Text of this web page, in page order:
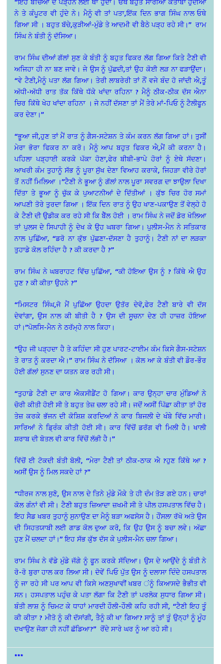
“ਇਹ ਬੱਚਿਆਂ ਦੇ ਪੜ੍ਹਨ ਲਈ ਥਾਂ ਹੁੰਦਾ। ਓਥੇ ਬਹੁਤ ਸਾਰੀਆਂ ਕਤਾਬਾਂ ਹੁੰਦੀਆਂ
ਨੇ ਤੇ ਕੰਪੂਟਰ ਵੀ ਹੁੰਦੇ ਨੇ। ਮੈਨੂੰ ਵੀ ਤਾਂ ਪਤਾ,ਇੱਕ ਦਿਨ ਭਾਗ ਸਿੰਘ ਨਾਲ ਓਥੇ
ਗਿਆ ਸੀ । ਬਹੁਤ ਬੱਚੇ,ਕੁੜੀਆਂ-ਮੁੰਡੇ ਤੇ ਆਦਮੀ ਵੀ ਬੈਠੇ ਪੜ੍ਹ ਰਹੇ ਸੀ।” ਰਾਮ
ਸਿੰਘ ਨੇ ਬੰਤੀ ਨੂੰ ਦੱਸਿਆ।
ਰਾਮ ਸਿੰਘ ਦੀਆਂ ਗੱਲਾਂ ਸੁਣ ਕੇ ਬੰਤੀ ਨੂੰ ਬਹੁਤ ਫਿਕਰ ਲੱਗ ਗਿਆ ਕਿਤੇ ਟੈਣੀ ਵੀ
ਅਜਿਹਾ ਹੀ ਨਾ ਬਣ ਜਾਵੇ। ਜੇ ਉਸ ਨੂੰ ਪੁੱਛਦੀ,ਤਾਂ ਉਹ ਕੋਈ ਲੜ ਨਾ ਫੜਾਉਂਦਾ।
“ਵੇ ਟੈਣੀ,ਮੈਨੂੰ ਪਤਾ ਲੱਗ ਗਿਆ। ਤੇਰੀ ਲਾਬਰੇਰੀ ਤਾਂ ਨੌਂ ਵਜੇ ਬੰਦ ਹੋ ਜਾਂਦੀ ਐ,ਤੂੰ
ਅੱਧੀ-ਅੱਧੀ ਰਾਤ ਤੱਕ ਕਿੱਥੇ ਧੱਕੇ ਖਾਂਦਾ ਰਹਿਨਾ ? ਮੈਨੂੰ ਠੀਕ-ਠੀਕ ਦੱਸ ਐਨਾ
ਚਿਰ ਕਿੱਥੇ ਖੇਹ ਖਾਂਦਾ ਰਹਿਨਾ । ਜੇ ਨਹੀਂ ਦੱਸਣਾ ਤਾਂ ਮੈਂ ਤੇਰੇ ਮਾਂ-ਪਿਓ ਨੂੰ ਟੈਲੀਫੂਨ
ਕਰ ਦੇਣਾ।”
“ਭੂਆ ਜੀ,ਹੁਣ ਤਾਂ ਮੈਂ ਰਾਤ ਨੂੰ ਗੈਸ-ਸਟੇਸ਼ਨ ਤੇ ਕੰਮ ਕਰਨ ਲੱਗ ਗਿਆ ਹਾਂ। ਤੁਸੀਂ
ਮੇਰਾ ਭੋਰਾ ਫਿਕਰ ਨਾ ਕਰੋ। ਮੈਨੂੰ ਆਪ ਬਹੁਤ ਫਿਕਰ ਐ,ਮੈਂ ਕੀ ਕਰਨਾ ਹੈ।
ਪਹਿਲਾ ਪੜ੍ਹਾਈ ਕਰਕੇ ਪੱਕਾ ਹੋਣਾ,ਫੇਰ ਬੀਬੀ-ਭਾਪੇ ਹੋਰਾਂ ਨੂੰ ਏਥੇ ਸੱਦਣਾ।
ਆਖਰੀ ਕੰਮ ਤੁਹਾਨੂੰ ਸੱਭ ਨੂੰ ਪੂਰਾ ਸੁੱਖ ਦੇਣਾ ਵਿਆਹ ਕਰਾਕੇ, ਜਿਹੜਾ ਵੀਰੇ ਹੋਰਾਂ
ਤੋਂ ਨਹੀਂ ਮਿਲਿਆ ।”ਟੈਣੀ ਨੇ ਭੂਆ ਨੂੰ ਗੱਲਾਂ ਨਾਲ ਪੂਰਾ ਸਵਰਗ ਦਾ ਝਾਉਲਾ ਦਿਖਾ
ਦਿੱਤਾ ਤੇ ਭੂਆ ਨੂੰ ਚੁੱਕ ਕੇ ਪੁਆਟਨੀਆਂ ਦੇ ਦਿੱਤੀਆਂ ।ਕੁੱਝ ਚਿਰ ਹੋਰ ਸਮਾਂ
ਆਪਣੀ ਤੋਰੇ ਤੁਰਦਾ ਗਿਆ । ਇੱਕ ਦਿਨ ਰਾਤ ਨੂੰ ਉਹ ਖਾਣ-ਪਕਾਉਣ ਤੋਂ ਵੇਲ੍ਹੇ ਹੋ
ਕੇ ਟੈਣੀ ਦੀ ਉਡੀਕ ਕਰ ਰਹੇ ਸੀ ਕਿ ਬੈੱਲ ਹੋਈ । ਰਾਮ ਸਿੰਘ ਨੇ ਜਦੋਂ ਡੋਰ ਖੋਲਿਆ
ਤਾਂ ਪੁਲਸ ਦੇ ਸਿਪਾਹੀ ਨੂੰ ਦੇਖ ਕੇ ਉਹ ਘਬਰਾ ਗਿਆ। ਪੁਲੀਸ-ਮੈਨ ਨੇ ਸਤਿਕਾਰ
ਨਾਲ ਪੁਛਿੱਆ, “ਡਰੋ ਨਾ ਕੁੱਝ ਪੁੱਛਣਾ-ਦੱਸਣਾ ਹੈ ਤੁਹਾਨੂੰ। ਟੈਣੀ ਨਾਂ ਦਾ ਲੜਕਾ
ਤੁਹਾਡੇ ਕੋਲ ਰਹਿੰਦਾ ਹੈ ? ਕੀ ਕਰਦਾ ਹੈ ?”
ਰਾਮ ਸਿੰਘ ਨੇ ਘਬਰਾਹਟ ਵਿੱਚ ਪੁਛਿੱਆ, “ਕੀ ਹੋਇਆ ਉਸ ਨੂੰ ? ਕਿੱਥੇ ਐ ਉਹ
ਹੁਣ ? ਕੀ ਕੀਤਾ ਉਹਨੇ ?”
“ਮਿਸਟਰ ਸਿੰਘ,ਜੋ ਮੈਂ ਪੁਛਿੱਆ ਉਹਦਾ ਉਤੱਰ ਦੇਵੋ,ਫੇਰ ਟੈਣੀ ਬਾਰੇ ਵੀ ਦੱਸ
ਦੇਵਾਂਗਾ, ਉਸ ਨਾਲ ਕੀ ਬੀਤੀ ਹੈ ? ਉਸ ਦੀ ਸੂਚਨਾ ਦੇਣ ਹੀ ਹਾਜ਼ਰ ਹੋਇਆ
ਹਾਂ।”ਪੋਲਸਿ-ਮੈਨ ਨੇ ਠਰੱਮ੍ਹੇ ਨਾਲ ਕਿਹਾ।
“ਉਹ ਜੀ ਪੜ੍ਹਦਾ ਹੈ ਤੇ ਕਹਿੰਦਾ ਸੀ ਹੁਣ ਪਾਰਟ-ਟਾਈਮ ਕੰਮ ਕਿਸੇ ਗੈਸ-ਸਟੇਸ਼ਨ
ਤੇ ਰਾਤ ਨੂੰ ਕਰਦਾ ਐ।” ਰਾਮ ਸਿੰਘ ਨੇ ਦੱਸਿਆ । ਕੋਲ ਆ ਕੇ ਬੰਤੀ ਵੀ ਡੌਰ-ਭੌਰ
ਹੋਈ ਗੱਲਾਂ ਸੁਨਣ ਦਾ ਯਤਨ ਕਰ ਰਹੀ ਸੀ।
“ਤੁਹਾਡੇ ਟੈਣੀ ਦਾ ਕਾਰ ਐਕਸੀਡੈਂਟ ਹੋ ਗਿਆ। ਕਾਰ ਉਨ੍ਹਾ ਚਾਰ ਮੁੰਡਿਆਂ ਨੇ
ਚੋਰੀ ਕੀਤੀ ਹੋਈ ਸੀ ਤੇ ਬਹੁਤ ਤੇਜ਼ ਚਲਾ ਰਹੇ ਸੀ। ਜਦੋਂ ਅਸੀਂ ਪਿੱਛਾ ਕੀਤਾ ਤਾਂ ਹੋਰ
ਤੇਜ਼ ਕਰਕੇ ਭੱਜਨ ਦੀ ਕੋਸ਼ਿਸ਼ ਕਰਦਿਆਂ ਨੇ ਕਾਰ ਬਿਜਲੀ ਦੇ ਖੰਬੇ ਵਿੱਚ ਮਾਰੀ।
ਸਾਰਿਆਂ ਨੇ ਡ੍ਰਿੰਕ ਕੀਤੀ ਹੋਈ ਸੀ। ਕਾਰ ਵਿੱਚੋਂ ਡਰੱਗ ਵੀ ਮਿਲੀ ਹੈ। ਖਾਲੀ
ਸ਼ਰਾਬ ਦੀ ਬੋਤਲ ਵੀ ਕਾਰ ਵਿੱਚੋਂ ਲੱਭੀ ਹੈ।”
ਵਿੱਚੋਂ ਈ ਟੋਕਦੀ ਬੰਤੀ ਬੋਲੀ, “ਮੇਰਾ ਟੈਣੀ ਤਾਂ ਠੀਕ-ਠਾਕ ਐ ?ਹੁਣ ਕਿੱਥੇ ਆ ?
ਅਸੀਂ ਉਸ ਨੂੰ ਮਿਲ ਸਕਦੇ ਹਾਂ ?”
“ਧੀਰਜ ਨਾਲ ਸੁਣੋ, ਉਸ ਨਾਲ ਦੇ ਤਿਨੇ ਮੁੰਡੇ ਮੌਕੇ ਤੇ ਹੀ ਦੰਮ ਤੋੜ ਗਏ ਹਨ। ਚਾਰਾਂ
ਕੋਲ ਗੰਨਾਂ ਵੀ ਸੀ। ਟੈਣੀ ਬਹੁਤ ਜ਼ਿਆਦਾ ਜ਼ਖਮੀ ਸੀ ਤੇ ਪੀਲ ਹਸਪਤਾਲ ਵਿੱਚ ਹੈ।
ਇਹ ਸੈਡ ਖਬਰ ਤੁਹਾਨੂੰ ਸੁਨਾਉਣ ਦਾ ਮੈਨੂੰ ਬੜਾ ਅਫਸੋਸ ਹੈ। ਹੌਂਸਲਾ ਰੱਖੋ ਅਤੇ ਉਸ
ਦੀ ਸਿਹਤਯਾਬੀ ਲਈ ਗਾਡ ਕੋਲ ਦੁਆ ਕਰੋ, ਕਿ ਉਹ ਉਸ ਨੂੰ ਬਚਾ ਲਵੇ। ਅੱਛਾ
ਹੁਣ ਮੈਂ ਚਲਦਾ ਹਾਂ।” ਇਹ ਸੱਭ ਕੁੱਝ ਦੱਸ ਕੇ ਪੁਲੀਸ-ਮੈਨ ਚਲਾ ਗਿਆ।
ਰਾਮ ਸਿੰਘ ਨੇ ਵੱਡੇ ਮੁੰਡੇ ਜੱਗੇ ਨੂੰ ਫੂਨ ਕਰਕੇ ਸੱਦਿਆ। ਉਸ ਦੇ ਆਉਂਦੇ ਨੂੰ ਬੰਤੀ ਨੇ
ਰੋ-ਰੋ ਬੁਰਾ ਹਾਲ ਕਰ ਲਿਆ ਸੀ। ਦੋਵੇਂ ਪਿਓ ਪੁੱਤ ਉਸ ਨੂੰ ਦਲਾਸਾ ਦਿੰਦੇ ਹਸਪਤਾਲ
ਨੂੰ ਜਾ ਰਹੇ ਸੀ ਪਰ ਆਪ ਵੀ ਕਿਸੇ ਅਣਸੁਖਾਵੀਂ ਖਬਰ ਂਨੂੰ ਕਿਆਸਦੇ ਭੈਭੀਤ ਵੀ
ਸਨ। ਹਸਪਤਾਲ ਪਹੁੰਚ ਕੇ ਪਤਾ ਲੱਗਾ ਕਿ ਟੈਣੀ ਤਾਂ ਪਰਲੋਕ ਸੁਧਾਰ ਗਿਆ ਸੀ।
ਬੰਤੀ ਲਾਸ਼ ਨੂੰ ਚਿਮਟ ਕੇ ਧਾਹਾਂ ਮਾਰਦੀ ਹੌਲੀ-ਹੌਲੀ ਕਹਿ ਰਹੀ ਸੀ, “ਟੈਣੀ ਇਹ ਤੂੰ
ਕੀ ਕੀਤਾ ? ਮੀਤੋ ਨੂੰ ਕੀ ਦੱਸਾਂਗੀ, ਤੈਨੂੰ ਕੀ ਖਾ ਗਿਆ? ਸਾਨੂੰ ਤਾਂ ਤੂੰ ਉਨ੍ਹਾਂ ਨੂੰ ਮੂੰਹ
ਦਖਾਉਣ ਜੋਗਾ ਹੀ ਨਹੀਂ ਛੱਡਿਆ?” ਰੋਂਦੇ ਸਾਰੇ ਘਰ ਨੂੰ ਆ ਰਹੇ ਸੀ।
***